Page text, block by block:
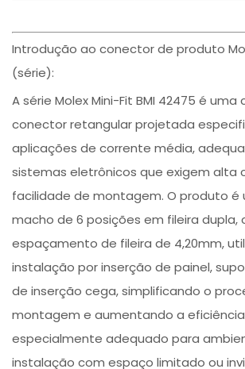
Introdução ao conector de produto
(série):
A série Molex Mini-Fit BMI 42475 é
conector retangular projetada
aplicações de corrente média,
sistemas eletrônicos que exigem alta
facilidade de montagem. O produto é
macho de 6 posições em fileira dupla,
espaçamento de fileira de 4,20mm,
instalação por inserção de painel,
de inserção cega, simplificando o
montagem e aumentando a
especialmente adequado para
instalação com espaço limitado ou